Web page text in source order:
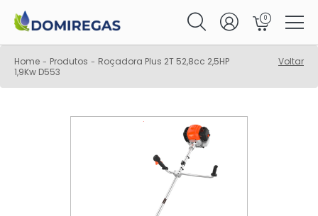
0
Home - Produtos - Roçadora Plus 2T 52,8cc 2,5HP
1,9Kw D553
Voltar